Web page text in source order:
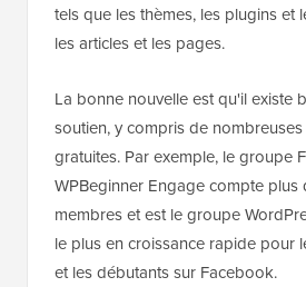
tels que les thèmes, les plugins et
les articles et les pages.
La bonne nouvelle est qu'il existe
soutien, y compris de
gratuites. Par exemple, le groupe
WPBeginner Engage compte
membres et est le groupe
le plus en croissance rapide pour
et les débutants sur Facebook.